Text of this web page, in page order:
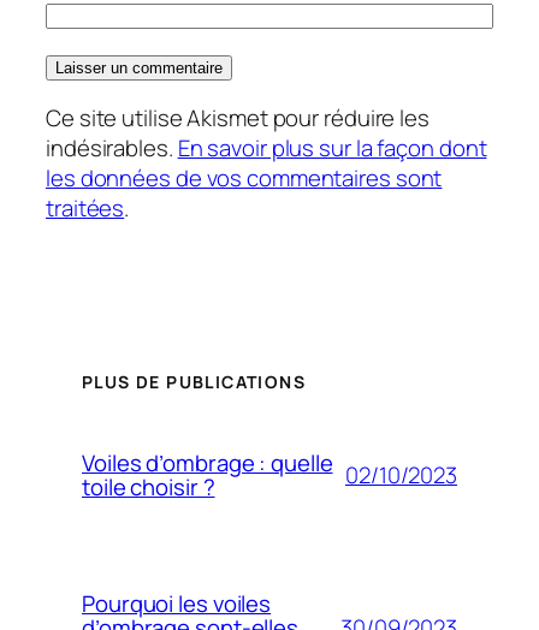
Ce site utilise Akismet pour réduire les
indésirables. En savoir plus sur la façon dont
les données de vos commentaires sont
traitées.
PLUS DE PUBLICATIONS
Voiles d’ombrage : quelle
toile choisir ? 02/10/2023
Pourquoi les voiles